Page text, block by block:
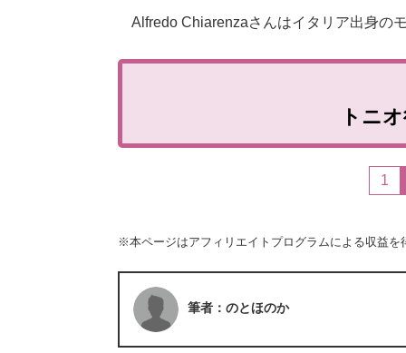
Alfredo Chiarenzaさんはイタリア出身の
トニ
1
※本ページはアフィリエイトプログラムによる収益を
筆者：のとほのか